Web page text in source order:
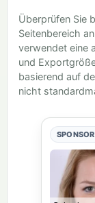
Überprüfen Sie
Seitenbereich
verwendet eine
und
basierend auf
nicht